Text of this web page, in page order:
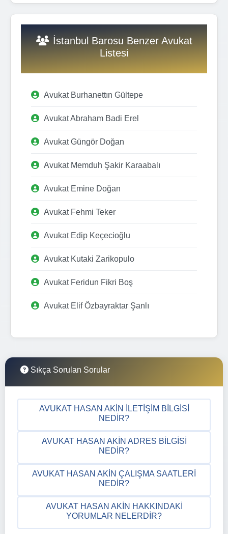
İstanbul Barosu Benzer Avukat
Listesi
Avukat Burhanettın Gültepe
Avukat Abraham Badi Erel
Avukat Güngör Doğan
Avukat Memduh Şakir Karaabalı
Avukat Emine Doğan
Avukat Fehmi Teker
Avukat Edip Keçecioğlu
Avukat Kutaki Zarikopulo
Avukat Feridun Fikri Boş
Avukat Elif Özbayraktar Şanlı
Sıkça Sorulan Sorular
AVUKAT HASAN AKIN İLETIŞIM BILGISI
NEDIR?
AVUKAT HASAN AKIN ADRES BILGISI
NEDIR?
AVUKAT HASAN AKIN ÇALIŞMA SAATLERI
NEDIR?
AVUKAT HASAN AKIN HAKKINDAKI
YORUMLAR NELERDIR?